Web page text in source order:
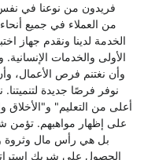
فريدون من نوعنا في
من العملاء في جميع
الخدمة لدينا ونقدم جهاز
الأولى والخدمات
وأن نغتنم فرص الأعمال، وأن
نوفر فرصًا جديدة
أعلى من التعليم" و"الأخلاق
على إظهار مواهبهم. تؤمن
بل هي رأس مال وثروة
الحصول على شريك